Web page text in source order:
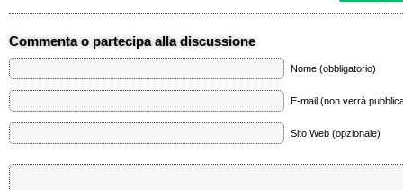
Commenta o partecipa alla discussione
Nome (obbligatorio)
E-mail (non verrà
Sito Web (opzionale)